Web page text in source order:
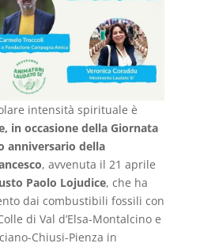
intensità spirituale è
in occasione della Giornata
anniversario della
, avvenuta il 21 aprile
Paolo Lojudice, che ha
dai combustibili fossili con
di Val d’Elsa-Montalcino e
Chiusi-Pienza in